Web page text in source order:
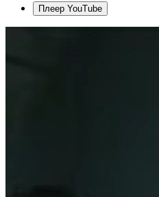
Плеер YouTube